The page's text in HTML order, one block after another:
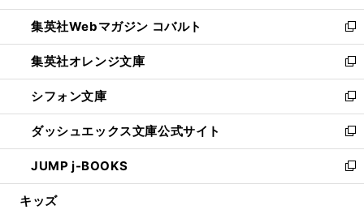
開
く
ウ
で
開
く
ン
ド
ウ
で
開
く
ウ
ィ
ン
ド
ウ
で
開
く
集英社Webマガジン コバルト
新
し
い
ウ
ィ
ン
ド
ウ
で
開
集英社オレンジ文庫
新
し
い
ウ
ィ
ン
ド
ウ
シフォン文庫
新
し
い
ウ
ィ
ン
ダッシュエックス文庫公式サイト
新
し
い
ウ
JUMP j-BOOKS
新
し
キッズ